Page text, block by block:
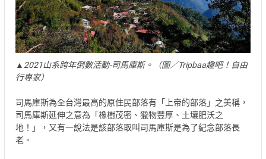
▲2021山系跨年倒數活動-司馬庫斯。（圖／Tripbaa趣吧！自由
行專家）
司馬庫斯為全台灣最高的原住民部落有「上帝的部落」之美稱，
司馬庫斯延伸之意為「橡樹茂密、獵物豐厚、土壤肥沃之
地！」，又有一說法是該部落取叫司馬庫斯是為了紀念部落長
老。